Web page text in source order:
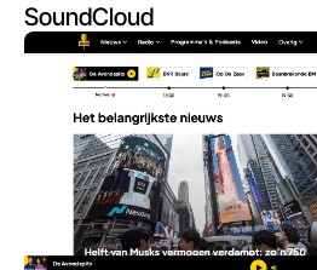
SoundCloud